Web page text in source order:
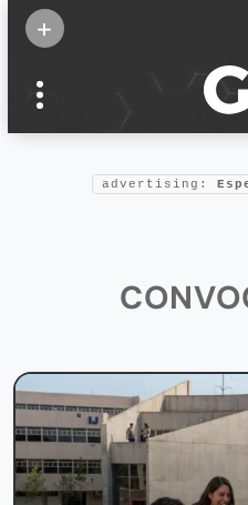
+
confianza
Foro salud
2025
advertising: